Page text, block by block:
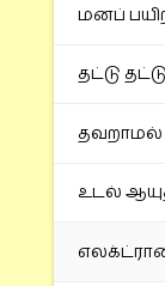
மனப்
தட்டு
தவறாமல்
உடல்